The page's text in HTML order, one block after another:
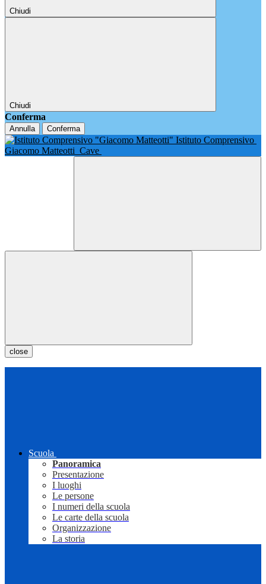
Chiudi
Chiudi
Conferma
Annulla Conferma
Istituto Comprensivo
Giacomo Matteotti Cave
close
Scuola
Panoramica
Presentazione
I luoghi
Le persone
I numeri della scuola
Le carte della scuola
Organizzazione
La storia